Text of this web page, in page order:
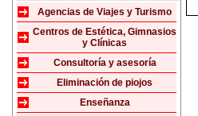
Agencias de Viajes y Turismo
Centros de Estética, Gimnasios
y Clínicas
Consultoría y asesoría
Eliminación de piojos
Enseñanza